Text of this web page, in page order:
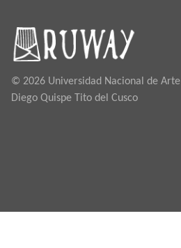
© 2026 Universidad Nacional de Arte
Diego Quispe Tito del Cusco